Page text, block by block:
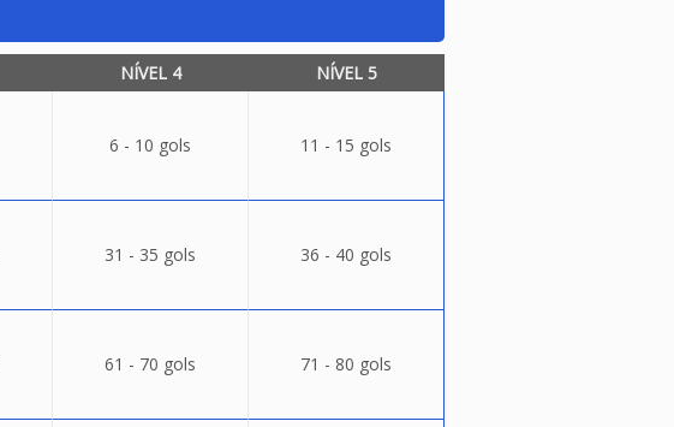
NÍVEL 4 NÍVEL 5
6 - 10 gols 11 - 15 gols
31 - 35 gols 36 - 40 gols
61 - 70 gols 71 - 80 gols